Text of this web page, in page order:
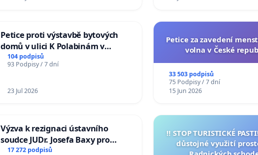
Petice proti výstavbě bytových
domů v ulici K Polabinám v
Pardubicích
104 podpisů
93 Podpisy / 7 dní
23 Jul 2026
Petice za zavedení
volna v České
33 503 podpisů
75 Podpisy / 7 dní
15 Jun 2026
Výzva k rezignaci ústavního
soudce JUDr. Josefa Baxy pro
ohrožení důvěry ve spravedlivý
17 272 podpisů
‼️ STOP TURISTICKÉ
důstojné využití